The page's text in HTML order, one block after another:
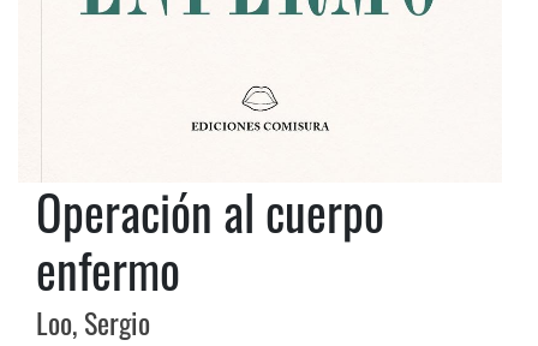
Operación al cuerpo
enfermo
Loo, Sergio